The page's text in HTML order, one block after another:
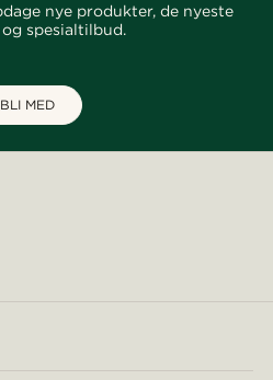
nye produkter, de nyeste
spesialtilbud.
BLI MED